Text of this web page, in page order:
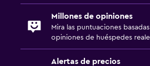
Millones de opiniones
Mira las puntuaciones
opiniones de huéspedes
Alertas de precios